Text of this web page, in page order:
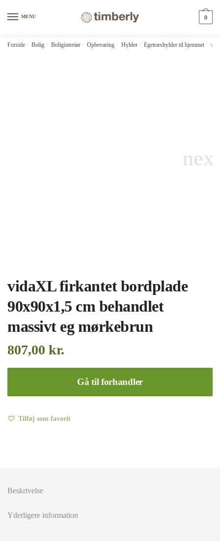
MENU 0
Forside Bolig Boliginteriør Opbevaring Hylder Egetræshylder til hjemmet
vidaXL firkantet bordplade
90x90x1,5 cm behandlet
massivt eg mørkebrun
807,00 kr.
Gå til forhandler
Tilføj som favorit
Beskrivelse
Yderligere information